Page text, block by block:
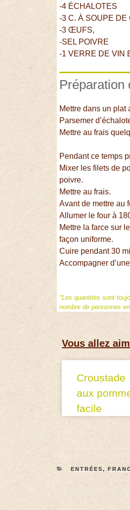
-4 ÉCHALOTES
-3 C. À SOUPE
-3 ŒUFS,
-SEL POIVRE
-1 VERRE DE VIN
Préparation
Mettre dans un plat
Parsemer
Mettre au frais
Pendant ce temps
Mixer les filets de
poivre.
Mettre au frais.
Avant de mettre au
Allumer le four à
Mettre la farce sur
façon uniforme.
Cuire pendant 30
Accompagner
*Les quantités sont
nombre de personnes
Vous allez
Croustade
aux
facile
ENTRÉES,